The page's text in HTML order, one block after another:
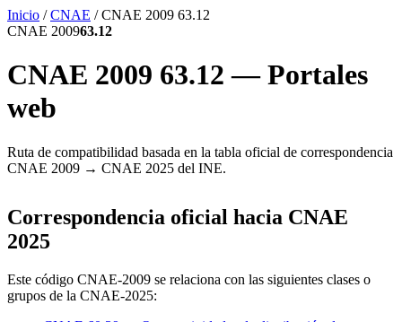
Inicio / CNAE / CNAE 2009 63.12
CNAE 200963.12
CNAE 2009 63.12 — Portales
web
Ruta de compatibilidad basada en la tabla oficial de correspondencia
CNAE 2009 → CNAE 2025 del INE.
Correspondencia oficial hacia CNAE
2025
Este código CNAE-2009 se relaciona con las siguientes clases o
grupos de la CNAE-2025: